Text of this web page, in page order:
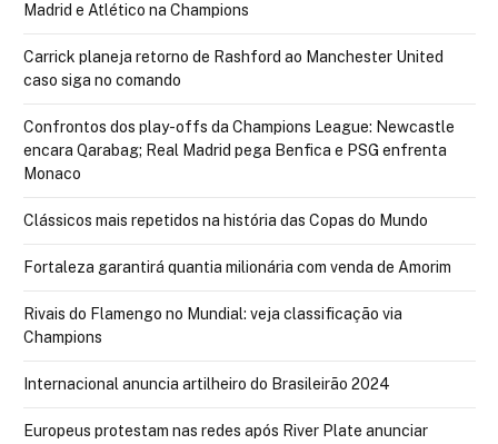
Madrid e Atlético na Champions
Carrick planeja retorno de Rashford ao Manchester United
caso siga no comando
Confrontos dos play-offs da Champions League: Newcastle
encara Qarabag; Real Madrid pega Benfica e PSG enfrenta
Monaco
Clássicos mais repetidos na história das Copas do Mundo
Fortaleza garantirá quantia milionária com venda de Amorim
Rivais do Flamengo no Mundial: veja classificação via
Champions
Internacional anuncia artilheiro do Brasileirão 2024
Europeus protestam nas redes após River Plate anunciar